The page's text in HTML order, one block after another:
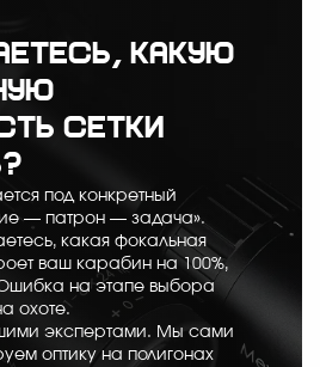
какую
сетки
под конкретный
— патрон — задача».
какая фокальная
ваш карабин на 100%,
на этапе выбора
охоте.
экспертами. Мы сами
оптику на полигонах